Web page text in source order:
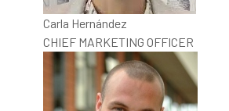
Carla Hernández
CHIEF MARKETING OFFICER